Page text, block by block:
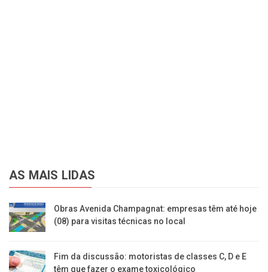
AS MAIS LIDAS
Obras Avenida Champagnat: empresas têm até hoje
(08) para visitas técnicas no local
Fim da discussão: motoristas de classes C, D e E
têm que fazer o exame toxicológico